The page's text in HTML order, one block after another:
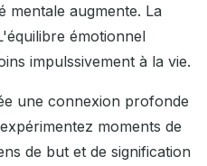
mentale augmente. La
émotionnel
impulssivement à la vie.
une connexion profonde
moments de
de but et de signification